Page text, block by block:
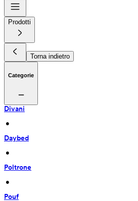
Prodotti
Torna indietro
Categorie
Divani
•
Daybed
•
Poltrone
•
Pouf